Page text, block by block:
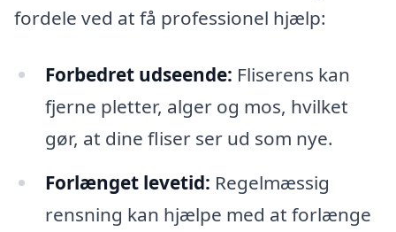
fordele ved at få professionel hjælp:
Forbedret udseende: Fliserens kan
fjerne pletter, alger og mos, hvilket
gør, at dine fliser ser ud som nye.
Forlænget levetid: Regelmæssig
rensning kan hjælpe med at forlænge